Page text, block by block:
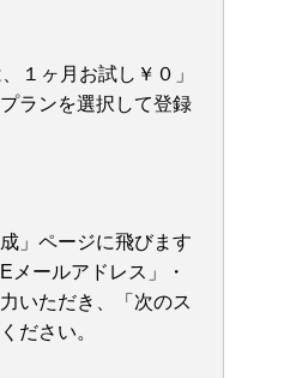
１ヶ月お試し￥０」
ランを選択して登録
」ページに飛びます
メールアドレス」・
いただき、「次のス
ださい。